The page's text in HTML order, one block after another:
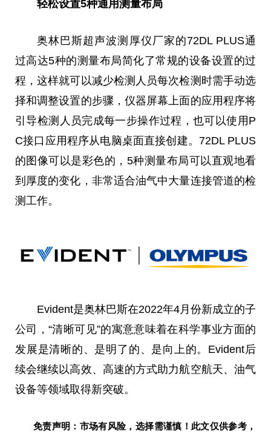
轻松设置5种通用测量布局
奥林巴斯超声波测厚仪厂家的72DL PLUS通
过高达5种的测量布局简化了常规的设备设置的过
程，这样就可以减少检测人员每次检测时需手动选
择和调整设置的步骤，仪器屏幕上面的应用程序将
引导检测人员完成每一步操作过程，也可以使用P
C接口应用程序从电脑桌面直接创建。72DL PLUS
的图像可以是彩色的，5种测量布局可以直观地看
到厚度的变化，非常适合油气中大量连接管道的检
测工作。
Evident是奥林巴斯在2022年4月份新成立的子
公司，“清晰可见”的寓意意味着在科学事业方面的
发展是清晰的、是明了的、是向上的。Evident后
续会继续以高效、高速的方式助力航空航天、油气
设备等领域取得新突破。
免责声明：市场有风险，选择需谨慎！此文仅供参考，